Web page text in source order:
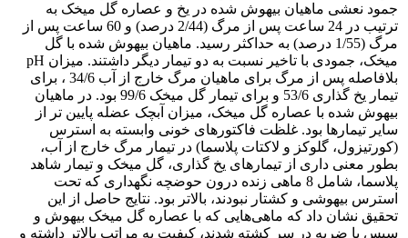
جمود نعشی ماهیان بیهوش شده در یخ و عصاره گل میخک به
ترتیب در 24 ساعت پس از مرگ (2/44 درصد) و 60 ساعت پس از
مرگ (1/55 درصد) به حداکثر رسید. ماهیان بیهوش شده با گل
میخک، جمودی با تاخیر نسبت به دو تیمار دیگر داشتند. میزان pH
بلافاصله پس از مرگ برای ماهیان مرگ خارج از آب 34/6 ، برای
تیمار یخ گذاری 53/6 و برای تیمار گل میخک 99/6 بود. در ماهیان
بیهوش شده با عصاره گل میخک، میزان آبچک عضله پایین تر از
سایر تیمارها بود. غلظت فاکتورهای خونی وابسته به استرس
(کورتیزول، گلوکز و لاکتات پلاسما) در تیمار مرگ خارج از آب،
بطور معنی داری از تیمارهای یخ گذاری، گل میخک و تیمار شاهد
پلاسما، شامل 8 ماهی زنده درون حوضچه نگهداری که تحت
استرس بیهوشی و کشتار نبودند، بالاتر بود. نتایج حاصل از این
تحقیق نشان داد که ماهی‌‌هایی که با عصاره گل میخک بیهوش و
سپس با ضربه در سر کشته شدند، کیفیت به مراتب بالاتر داشته و